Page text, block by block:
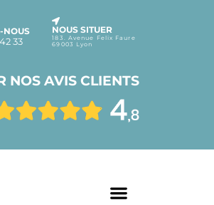
NOUS
33
NOUS SITUER
183. Avenue Felix Faure
69003 Lyon
NOS AVIS CLIENTS